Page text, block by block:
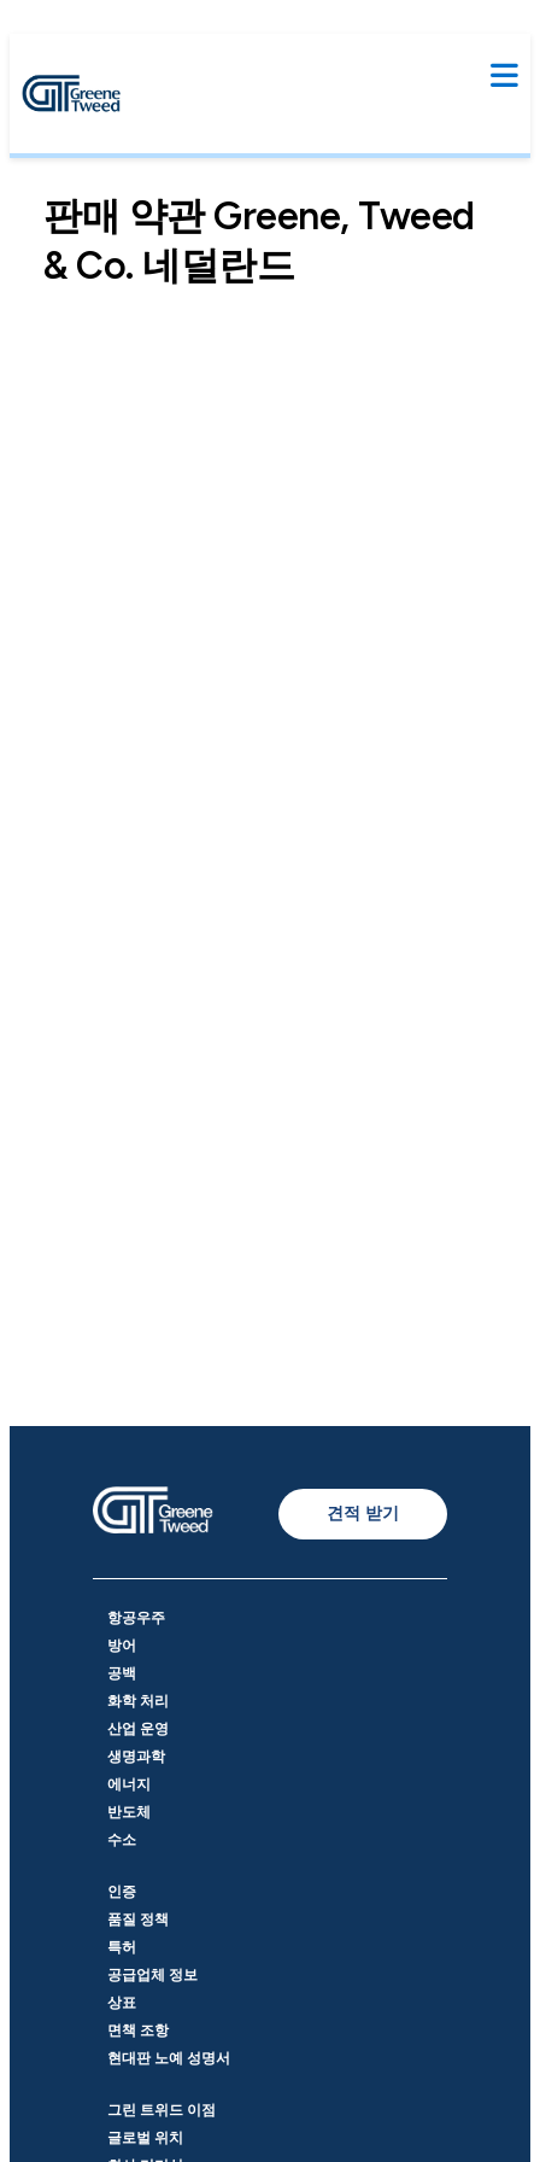
판매 약관 Greene, Tweed
& Co. 네덜란드
견적 받기
항공우주
방어
공백
화학 처리
산업 운영
생명과학
에너지
반도체
수소
인증
품질 정책
특허
공급업체 정보
상표
면책 조항
현대판 노예 성명서
그린 트위드 이점
글로벌 위치